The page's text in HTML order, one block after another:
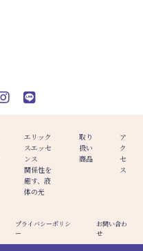
エリック
スエッセ
ンス
関係性を
癒す、液
体の光
取り
扱い
商品
ア
ク
セ
ス
プライバシーポリシ
ー
お問い合わ
せ